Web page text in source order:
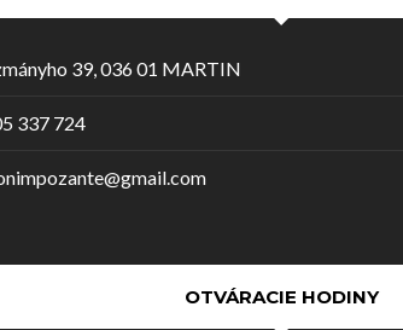
39, 036 01 MARTIN
337 724
OTVÁRACIE HODINY